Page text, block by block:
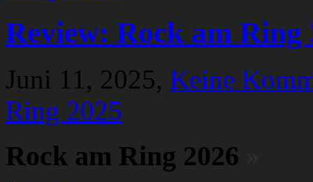
Review: Rock am Ring
Juni 11, 2025, Keine
Ring 2025
Rock am Ring 2026